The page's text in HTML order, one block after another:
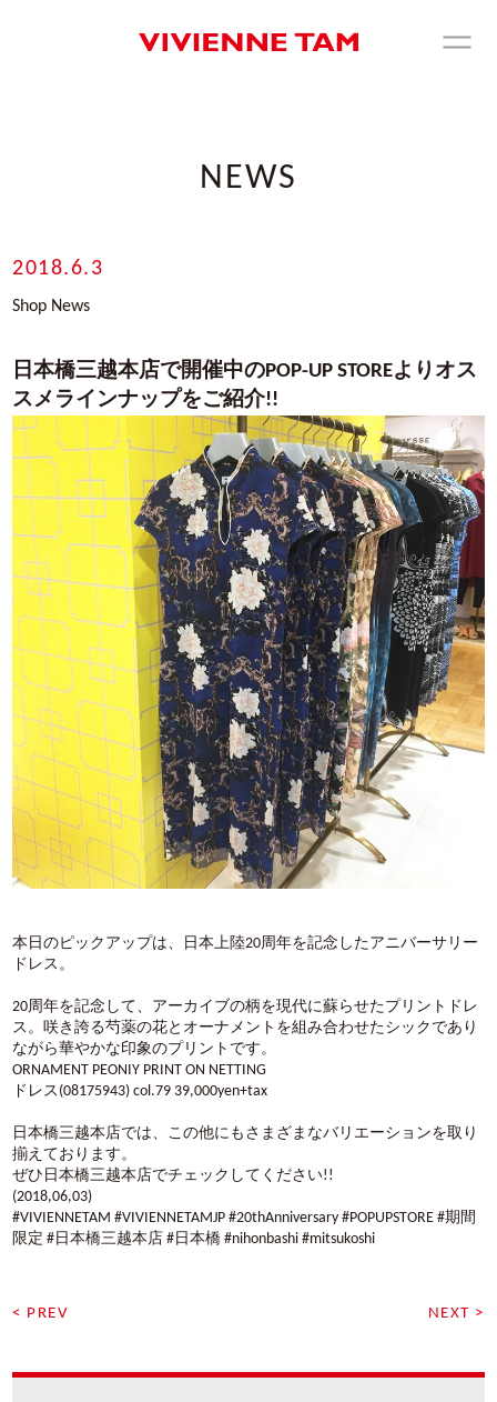
NEWS
2018.6.3
Shop News
日本橋三越本店で開催中のPOP-UP STOREよりオス
スメラインナップをご紹介!!
本日のピックアップは、日本上陸20周年を記念したアニバーサリー
ドレス。
20周年を記念して、アーカイブの柄を現代に蘇らせたプリントドレ
ス。咲き誇る芍薬の花とオーナメントを組み合わせたシックであり
ながら華やかな印象のプリントです。
ORNAMENT PEONIY PRINT ON NETTING
ドレス(08175943) col.79 39,000yen+tax
日本橋三越本店では、この他にもさまざまなバリエーションを取り
揃えております。
ぜひ日本橋三越本店でチェックしてください!!
(2018,06,03)
#VIVIENNETAM #VIVIENNETAMJP #20thAnniversary #POPUPSTORE #期間
限定 #日本橋三越本店 #日本橋 #nihonbashi #mitsukoshi
< PREV NEXT >